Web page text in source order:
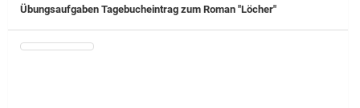
Übungsaufgaben Tagebucheintrag zum Roman "Löcher"